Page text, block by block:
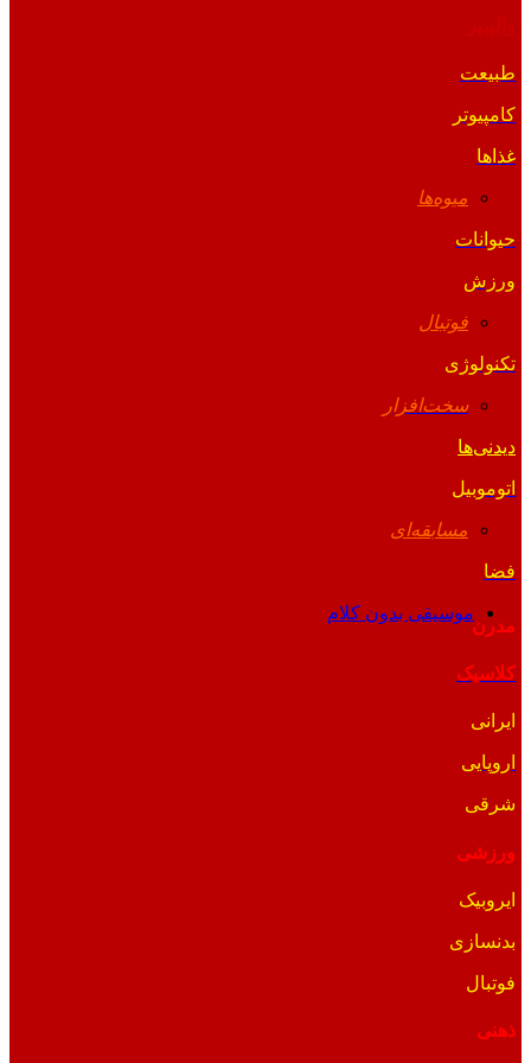
طبیعت
کامپیوتر
غذاها
میوه‌ها
حیوانات
ورزش
فوتبال
تکنولوژی
سخت‌افزار
دیدنی‌ها
اتوموبیل
مسابقه‌ای
فضا
موسیقی بدون کلام
مدرن
کلاسیک
ایرانی
اروپایی
شرقی
ورزشی
ایروبیک
بدنسازی
فوتبال
ذهنی